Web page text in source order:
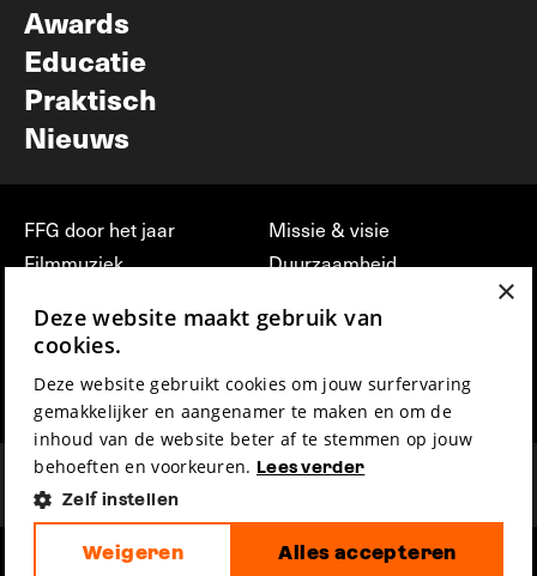
Awards
Educatie
Praktisch
Nieuws
FFG door het jaar
Filmmuziek
Press & Industry
Film Fest Friends
Missie & visie
Duurzaamheid
vrijwilligerswerk bij FFG
Privacy & Disclaimer
×
Deze website maakt gebruik van
cookies.
Deze website gebruikt cookies om jouw surfervaring
gemakkelijker en aangenamer te maken en om de
inhoud van de website beter af te stemmen op jouw
behoeften en voorkeuren. Lees verder
Zelf instellen
Alles accepteren
Weigeren